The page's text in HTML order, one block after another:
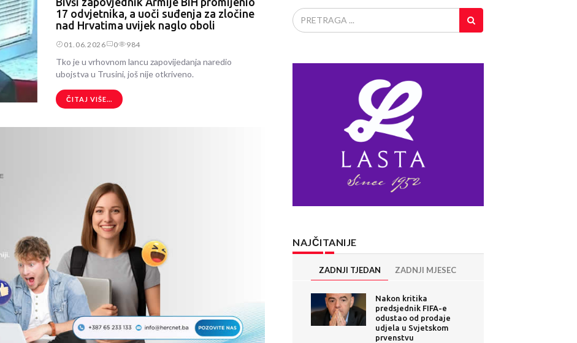
17 odvjetnika, a uoči suđenja za zločine
nad Hrvatima uvijek naglo oboli
01.06.2026 0 984
Tko je u vrhovnom lancu zapovijedanja naredio
ubojstva u Trusini, još nije otkriveno.
ČITAJ VIŠE...
NAJČITANIJE
ZADNJI TJEDAN ZADNJI MJESEC
Nakon kritika
predsjednik FIFA-e
odustao od prodaje
udjela u Svjetskom
prvenstvu